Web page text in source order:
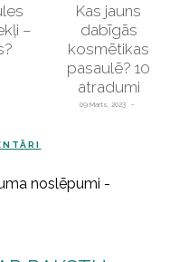
–
Kas jauns
dabīgās
kosmētikas
pasaulē? 10
atradumi
09 Marts, 2023
noslēpumi -